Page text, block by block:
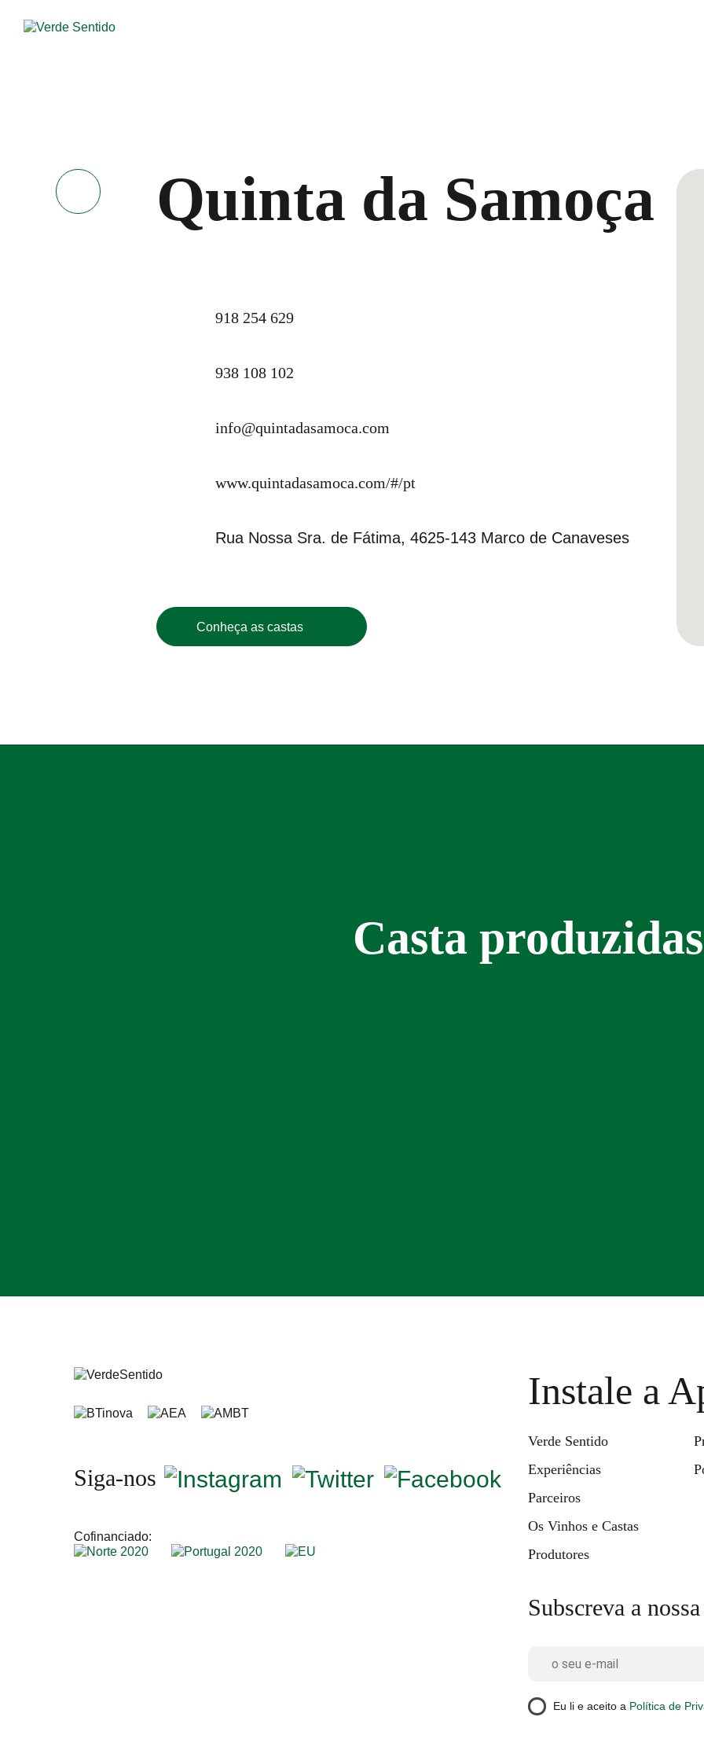
Quinta da Samoça
918 254 629
938 108 102
info@quintadasamoca.com
www.quintadasamoca.com/#/pt
Rua Nossa Sra. de Fátima, 4625-143 Marco de Canaveses
Conheça as castas
Casta produzidas
Siga-nos
Cofinanciado:
Instale a
Verde Sentido
Experiências
Parceiros
Os Vinhos e Castas
Produtores
Subscreva a
Eu li e aceito a Política de